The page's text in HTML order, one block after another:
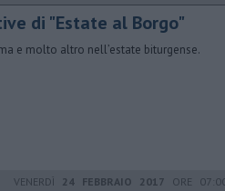
di "Estate al Borgo"
e molto altro nell’estate biturgense.
VENERDÌ 24 FEBBRAIO 2017 ORE